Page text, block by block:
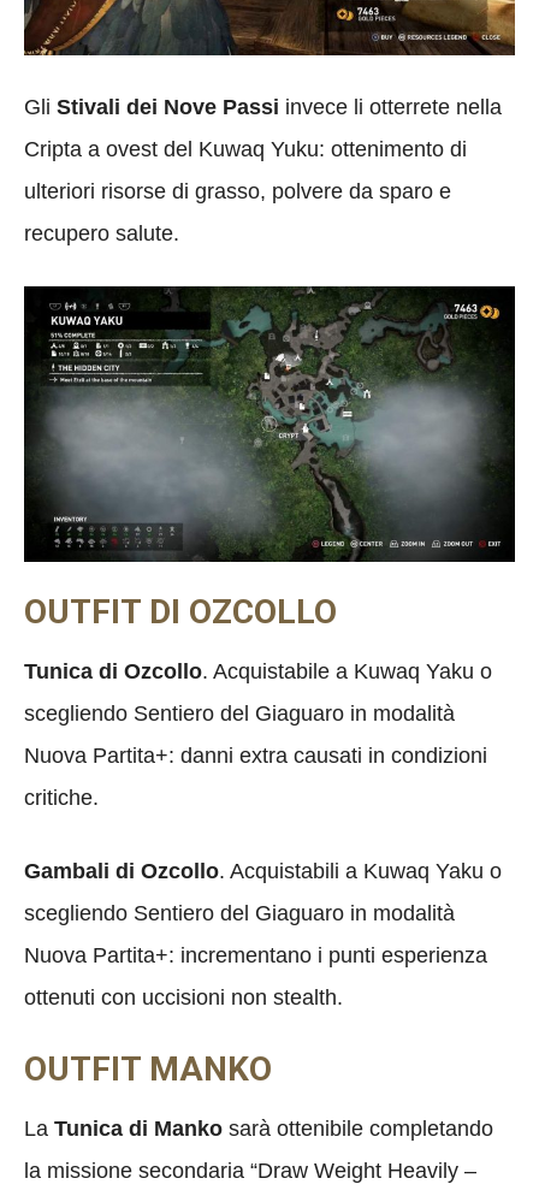
Gli Stivali dei Nove Passi invece li otterrete nella
Cripta a ovest del Kuwaq Yuku: ottenimento di
ulteriori risorse di grasso, polvere da sparo e
recupero salute.
OUTFIT DI OZCOLLO
Tunica di Ozcollo. Acquistabile a Kuwaq Yaku o
scegliendo Sentiero del Giaguaro in modalità
Nuova Partita+: danni extra causati in condizioni
critiche.
Gambali di Ozcollo. Acquistabili a Kuwaq Yaku o
scegliendo Sentiero del Giaguaro in modalità
Nuova Partita+: incrementano i punti esperienza
ottenuti con uccisioni non stealth.
OUTFIT MANKO
La Tunica di Manko sarà ottenibile completando
la missione secondaria “Draw Weight Heavily –